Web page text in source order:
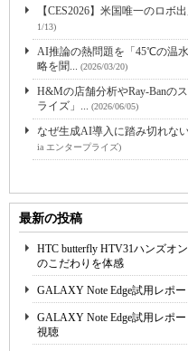
【CES2026】米国唯一のロボ
1/13)
AI推論の熱問題を「45℃の温
略を聞... (2026/03/20)
H&Mの店舗分析やRay-Banの
ライズ」... (2026/06/05)
なぜ生成AI導入に踏み切れな
ia エンタープライズ)
最新の投稿
HTC butterfly HTV31ハンズオ
のこだわりを体感
GALAXY Note Edge試用レポ
GALAXY Note Edge試用レポ
視聴